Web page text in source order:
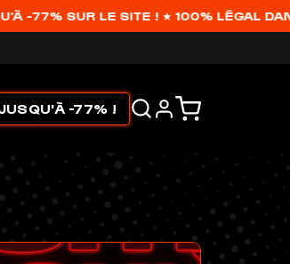
SITE ! ★ 100% LÉGAL DANS TOUTE
-77% !